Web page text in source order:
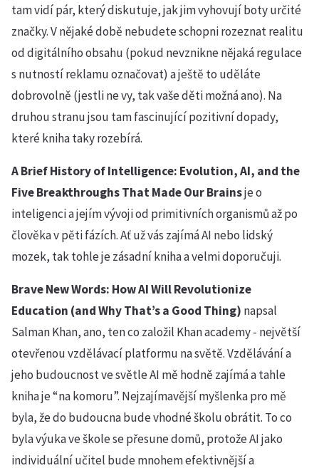
tam vidí pár, který diskutuje, jak jim vyhovují boty určité
značky. V nějaké době nebudete schopni rozeznat realitu
od digitálního obsahu (pokud nevznikne nějaká regulace
s nutností reklamu označovat) a ještě to uděláte
dobrovolně (jestli ne vy, tak vaše děti možná ano). Na
druhou stranu jsou tam fascinující pozitivní dopady,
které kniha taky rozebírá.
A Brief History of Intelligence: Evolution, AI, and the
Five Breakthroughs That Made Our Brainsje o
inteligenci a jejím vývoji od primitivních organismů až po
člověka v pěti fázích. Ať už vás zajímá AI nebo lidský
mozek, tak tohle je zásadní kniha a velmi doporučuji.
Brave New Words: How AI Will Revolutionize
Education (and Why That’s a Good Thing) napsal
Salman Khan, ano, ten co založil Khan academy - největší
otevřenou vzdělávací platformu na světě. Vzdělávání a
jeho budoucnost ve světle AI mě hodně zajímá a tahle
kniha je “na komoru”. Nejzajímavější myšlenka pro mě
byla, že do budoucna bude vhodné školu obrátit. To co
byla výuka ve škole se přesune domů, protože AI jako
individuální učitel bude mnohem efektivnější a